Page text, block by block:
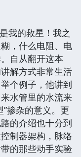
我的救星！我之
，什么电阻、电
自从翻开这本
解方式非常生活
个例子，他讲到
水管里的水流来
”掺杂的意义。更
的介绍也十分到
制器架构，脉络
的那些动手实验